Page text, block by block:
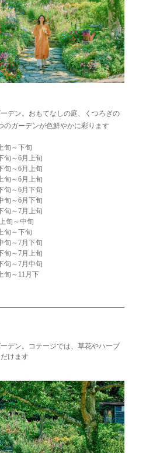
デン。おもてなしの庭、くつろぎの
のガーデンが色鮮やかに彩ります
下旬
6月上旬
～6月上旬
6月上旬
6月下旬
月下旬
7月上旬
中旬
下旬
月下旬
月上旬
中旬
月下
デン。コテージでは、草花やハーブ
けます